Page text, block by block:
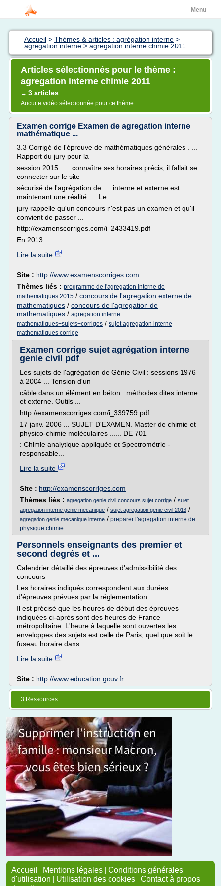
Menu
Accueil > Thèmes & articles : agrégation interne >
agregation interne > agregation interne chimie 2011
Articles sélectionnés pour le thème :
agregation interne chimie 2011
→ 3 articles
Aucune vidéo sélectionnée pour ce thème
Examen corrige Examen de agregation interne
mathématique ...
3.3 Corrigé de l'épreuve de mathématiques générales . ...
Rapport du jury pour la
session 2015 ..... connaître ses horaires précis, il fallait se
connecter sur le site
sécurisé de l'agrégation de .... interne et externe est
maintenant une réalité. ... Le
jury rappelle qu'un concours n'est pas un examen et qu'il
convient de passer ...
http://examenscorriges.com/i_2433419.pdf
En 2013...
Lire la suite
Site : http://www.examenscorriges.com
Thèmes liés : programme de l'agregation interne de
mathematiques 2015 / concours de l'agregation externe de
mathematiques / concours de l'agregation de
mathematiques / agregation interne
mathematiques+sujets+corriges / sujet agregation interne
mathematiques corrige
Examen corrige sujet agrégation interne
genie civil pdf
Les sujets de l'agrégation de Génie Civil : sessions 1976
à 2004 ... Tension d'un
câble dans un élément en béton : méthodes dites interne
et externe. Outils ...
http://examenscorriges.com/i_339759.pdf
17 janv. 2006 ... SUJET D'EXAMEN. Master de chimie et
physico-chimie moléculaires ...... DE 701
: Chimie analytique appliquée et Spectrométrie -
responsable...
Lire la suite
Site : http://examenscorriges.com
Thèmes liés : agregation genie civil concours sujet corrige / sujet
agregation interne genie mecanique / sujet agregation genie civil 2013 /
agregation genie mecanique interne / preparer l'agregation interne de
physique chimie
Personnels enseignants des premier et
second degrés et ...
Calendrier détaillé des épreuves d'admissibilité des
concours
Les horaires indiqués correspondent aux durées
d'épreuves prévues par la réglementation.
Il est précisé que les heures de début des épreuves
indiquées ci-après sont des heures de France
métropolitaine. L'heure à laquelle sont ouvertes les
enveloppes des sujets est celle de Paris, quel que soit le
fuseau horaire dans...
Lire la suite
Site : http://www.education.gouv.fr
3 Ressources
Accueil | Mentions légales | Conditions générales
d'utilisation | Utilisation des cookies | Contact à propos